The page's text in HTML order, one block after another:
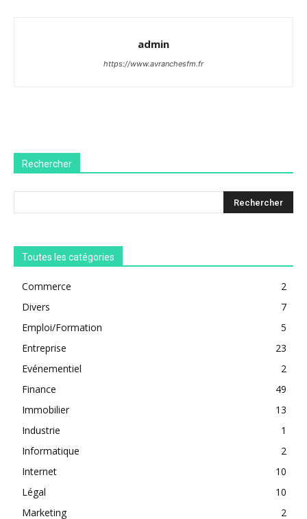
admin
https://www.avranchesfm.fr
Rechercher
Toutes les catégories
Commerce
2
Divers
7
Emploi/Formation
5
Entreprise
23
Evénementiel
2
Finance
49
Immobilier
13
Industrie
1
Informatique
2
Internet
10
Légal
10
Marketing
2